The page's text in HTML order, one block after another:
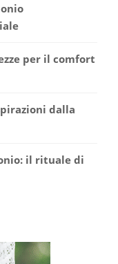
per il comfort
dalla
il rituale di